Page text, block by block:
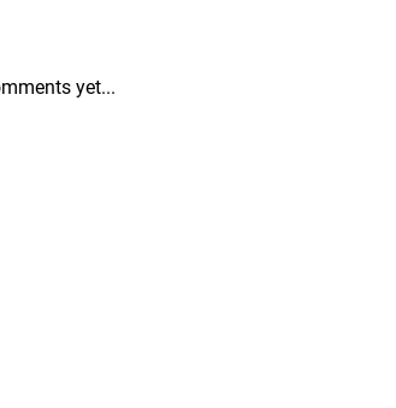
yet...